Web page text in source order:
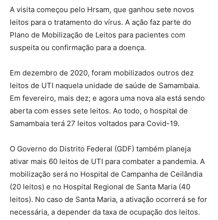
A visita começou pelo Hrsam, que ganhou sete novos
leitos para o tratamento do vírus. A ação faz parte do
Plano de Mobilização de Leitos para pacientes com
suspeita ou confirmação para a doença.
Em dezembro de 2020, foram mobilizados outros dez
leitos de UTI naquela unidade de saúde de Samambaia.
Em fevereiro, mais dez; e agora uma nova ala está sendo
aberta com esses sete leitos. Ao todo, o hospital de
Samambaia terá 27 leitos voltados para Covid-19.
O Governo do Distrito Federal (GDF) também planeja
ativar mais 60 leitos de UTI para combater a pandemia. A
mobilização será no Hospital de Campanha de Ceilândia
(20 leitos) e no Hospital Regional de Santa Maria (40
leitos). No caso de Santa Maria, a ativação ocorrerá se for
necessária, a depender da taxa de ocupação dos leitos.